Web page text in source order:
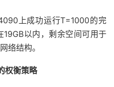
上成功运行T=1000的完
以内，剩余空间可用于
络结构。
权衡策略